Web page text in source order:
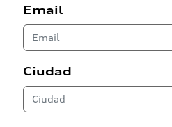
Email
Ciudad